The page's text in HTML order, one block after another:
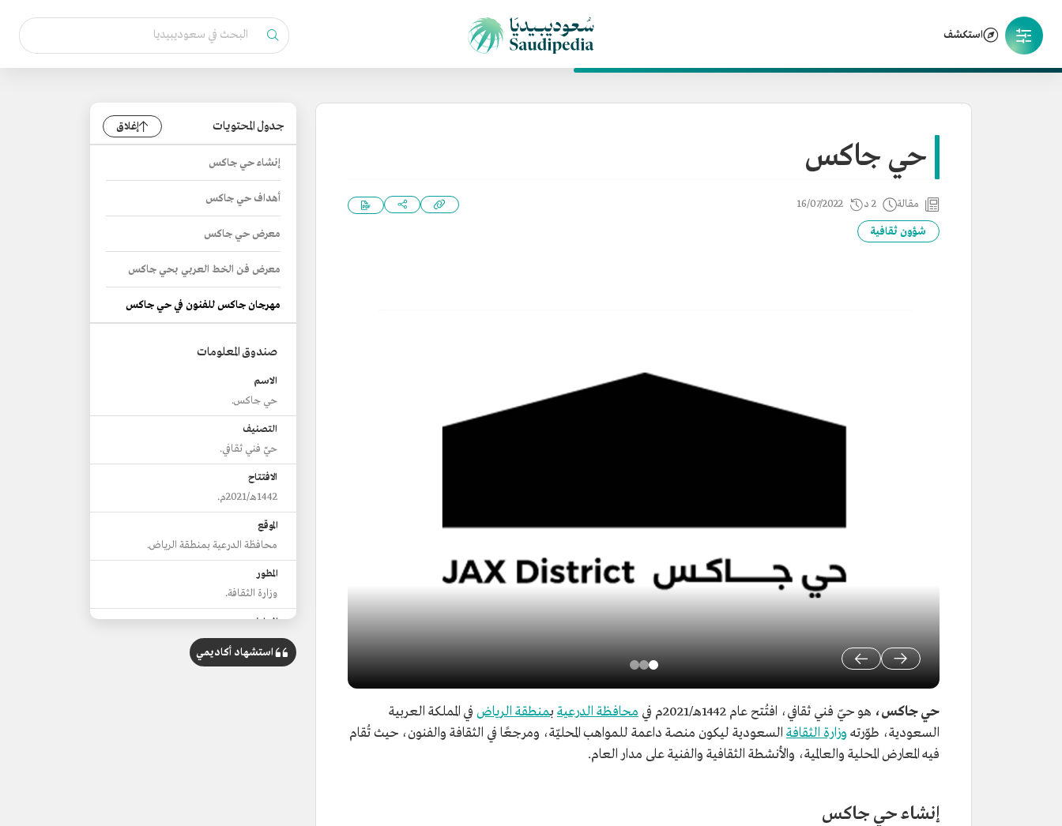
استكشف
حي جاكس
مقالة 2 د 16/07/2022
شؤون ثقافية
حي جاكس، هو حيّ فني ثقافي، افتُتح عام 1442هـ/2021م في محافظة الدرعية بمنطقة الرياض في المملكة العربية
السعودية، طوّرته وزارة الثقافة السعودية ليكون منصة داعمة للمواهب المحليّة، ومرجعًا في الثقافة والفنون، حيث تُقام
فيه المعارض المحلية والعالمية، والأنشطة الثقافية والفنية على مدار العام.
إنشاء حي جاكس
جدول المحتويات إغلاق
إنشاء حي جاكس
أهداف حي جاكس
معرض حي جاكس
معرض فن الخط العربي بحي جاكس
مهرجان جاكس للفنون في حي جاكس
صندوق المعلومات
الاسم
حي جاكس.
التصنيف
حيّ فني ثقافي.
الافتتاح
1442هـ/2021م.
الموقع
محافظة الدرعية بمنطقة الرياض.
المطور
وزارة الثقافة.
المعارض
معرض "بينالي" الدرعية للفن المعاصر.
معرض الخط العربي المعاصر.
استشهاد أكاديمي